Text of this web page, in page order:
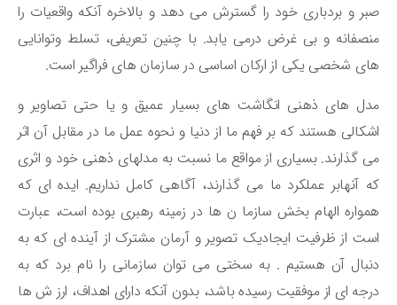
و بردباری خود را گسترش می دهد و بالاخره آنکه واقعیات را
و بی غرض درمی یابد. با چنین تعریفی، تسلط وتوانایی
شخصی یکی از ارکان اساسی در سازمان های فراگیر است.
های ذهنی انگاشت های بسیار عمیق و یا حتی تصاویر و
هستند که بر فهم ما از دنیا و نحوه عمل ما در مقابل آن اثر
گذارند. بسیاری از مواقع ما نسبت به مدلهای ذهنی خود و اثری
آنهابر عملکرد ما می گذارند، آگاهی کامل نداریم. ایده ای که
الهام بخش سازما ن ها در زمینه رهبری بوده است، عبارت
از ظرفیت ایجادیک تصویر و آرمان مشترک از آینده ای که به
آن هستیم . به سختی می توان سازمانی را نام برد که به
ای از موفقیت رسیده باشد، بدون آنکه دارای اهداف، ارز ش ها